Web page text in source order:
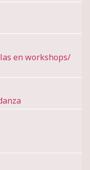
en workshops/